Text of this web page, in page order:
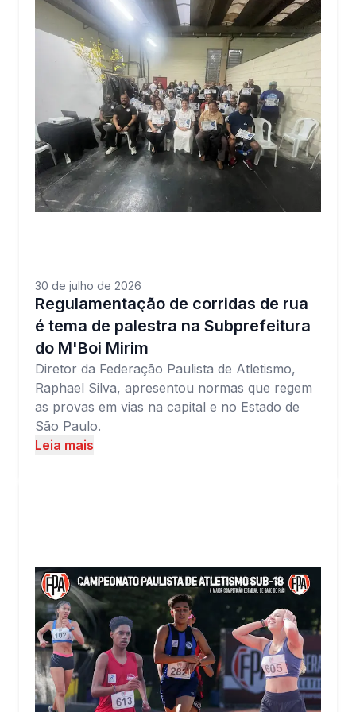
30 de julho de 2026
Regulamentação de corridas de rua
é tema de palestra na Subprefeitura
do M'Boi Mirim
Diretor da Federação Paulista de Atletismo,
Raphael Silva, apresentou normas que regem
as provas em vias na capital e no Estado de
São Paulo.
Leia mais